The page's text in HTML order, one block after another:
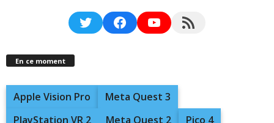
TwitterFacebookYouTubeRSS Feed
En ce moment
Apple Vision Pro
Meta Quest 3
PlayStation VR 2
Meta Quest 2
Pico 4